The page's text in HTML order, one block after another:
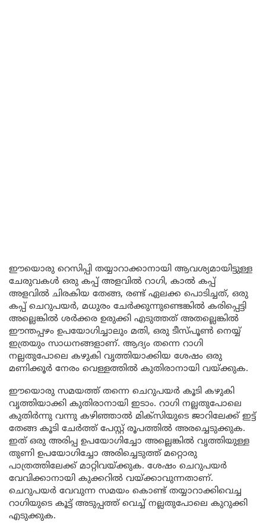
ഈയൊരു റെസിപ്പി തയ്യാറാക്കാനായി ആവശ്യമായിട്ടുള്ള
ചേരുവകൾ ഒരു കപ്പ് അളവിൽ റാഗി, കാൽ കപ്പ്
അളവിൽ ചിരകിയ തേങ്ങ, രണ്ട് ഏലക്ക പൊടിച്ചത്, ഒരു
കപ്പ് ചെറുപയർ, മധുരം ചേർക്കുന്നുണ്ടെങ്കിൽ കരിപ്പെട്ടി
അല്ലെങ്കിൽ ശർക്കര ഉരുക്കി എടുത്തത് അതല്ലെങ്കിൽ
ഈന്തപ്പഴം ഉപയോഗിച്ചാലും മതി, ഒരു ടീസ്പൂൺ നെയ്യ്
ഇത്രയും സാധനങ്ങളാണ്. ആദ്യം തന്നെ റാഗി
നല്ലതുപോലെ കഴുകി വൃത്തിയാക്കിയ ശേഷം ഒരു
മണിക്കൂർ നേരം വെള്ളത്തിൽ കുതിരാനായി വയ്ക്കുക.
ഈയൊരു സമയത്ത് തന്നെ ചെറുപയർ കൂടി കഴുകി
വൃത്തിയാക്കി കുതിരാനായി ഇടാം. റാഗി നല്ലതുപോലെ
കുതിർന്നു വന്നു കഴിഞ്ഞാൽ മിക്സിയുടെ ജാറിലേക്ക് ഇട്ട്
തേങ്ങ കൂടി ചേർത്ത് പേസ്റ്റ് രൂപത്തിൽ അരച്ചെടുക്കുക.
ഇത് ഒരു അരിപ്പ ഉപയോഗിച്ചോ അല്ലെങ്കിൽ വൃത്തിയുള്ള
തുണി ഉപയോഗിച്ചോ അരിച്ചെടുത്ത് മറ്റൊരു
പാത്രത്തിലേക്ക് മാറ്റിവയ്ക്കുക. ശേഷം ചെറുപയർ
വേവിക്കാനായി കുക്കറിൽ വയ്ക്കാവുന്നതാണ്.
ചെറുപയർ വേവുന്ന സമയം കൊണ്ട് തയ്യാറാക്കിവെച്ച
റാഗിയുടെ കൂട്ട് അടുപ്പത്ത് വെച്ച് നല്ലതുപോലെ കുറുക്കി
എടുക്കുക.